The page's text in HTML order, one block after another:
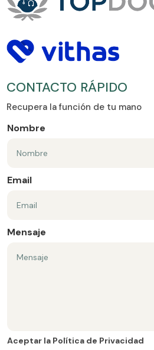
CONTACTO RÁPIDO
Recupera la función de tu mano
Nombre
Email
Mensaje
Aceptar la Política de Privacidad
Aceptar la Política de Privacidad